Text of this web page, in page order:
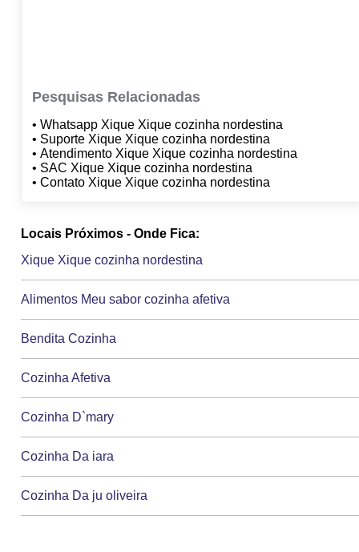
Pesquisas Relacionadas
• Whatsapp Xique Xique cozinha nordestina
• Suporte Xique Xique cozinha nordestina
• Atendimento Xique Xique cozinha nordestina
• SAC Xique Xique cozinha nordestina
• Contato Xique Xique cozinha nordestina
Locais Próximos - Onde Fica:
Xique Xique cozinha nordestina
Alimentos Meu sabor cozinha afetiva
Bendita Cozinha
Cozinha Afetiva
Cozinha D`mary
Cozinha Da iara
Cozinha Da ju oliveira